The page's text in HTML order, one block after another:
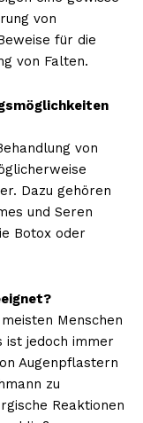
von
für die
von Falten.
von
Dazu gehören
und Seren
Botox oder
Menschen
ist jedoch immer
Augenpflastern
zu
Reaktionen